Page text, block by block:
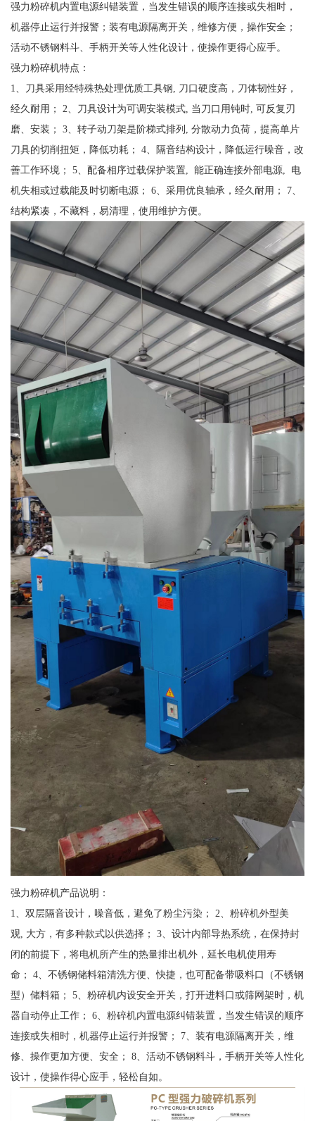
强力粉碎机内置电源纠错装置，当发生错误的顺序连接或失相时，
机器停止运行并报警；装有电源隔离开关，维修方便，操作安全；
活动不锈钢料斗、手柄开关等人性化设计，使操作更得心应手。
强力粉碎机特点：
1、刀具采用经特殊热处理优质工具钢, 刀口硬度高，刀体韧性好，
经久耐用； 2、刀具设计为可调安装模式, 当刀口用钝时, 可反复刃
磨、安装； 3、转子动刀架是阶梯式排列, 分散动力负荷，提高单片
刀具的切削扭矩，降低功耗； 4、隔音结构设计，降低运行噪音，改
善工作环境； 5、配备相序过载保护装置, 能正确连接外部电源, 电
机失相或过载能及时切断电源； 6、采用优良轴承，经久耐用； 7、
结构紧凑，不藏料，易清理，使用维护方便。
强力粉碎机产品说明：
1、双层隔音设计，噪音低，避免了粉尘污染； 2、粉碎机外型美
观, 大方，有多种款式以供选择； 3、设计内部导热系统，在保持封
闭的前提下，将电机所产生的热量排出机外，延长电机使用寿
命； 4、不锈钢储料箱清洗方便、快捷，也可配备带吸料口（不锈钢
型）储料箱； 5、粉碎机内设安全开关，打开进料口或筛网架时，机
器自动停止工作； 6、粉碎机内置电源纠错装置，当发生错误的顺序
连接或失相时，机器停止运行并报警； 7、装有电源隔离开关，维
修、操作更加方便、安全； 8、活动不锈钢料斗，手柄开关等人性化
设计，使操作得心应手，轻松自如。